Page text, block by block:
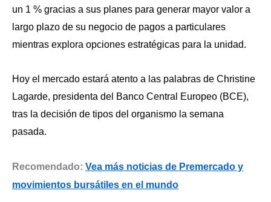
un 1 % gracias a sus planes para generar mayor valor a
largo plazo de su negocio de pagos a particulares
mientras explora opciones estratégicas para la unidad.
Hoy el mercado estará atento a las palabras de Christine
Lagarde, presidenta del Banco Central Europeo (BCE),
tras la decisión de tipos del organismo la semana
pasada.
Recomendado: Vea más noticias de Premercado y
movimientos bursátiles en el mundo